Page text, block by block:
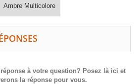
Ambre Multicolore
à votre question? Posez là ici et
la réponse pour vous.